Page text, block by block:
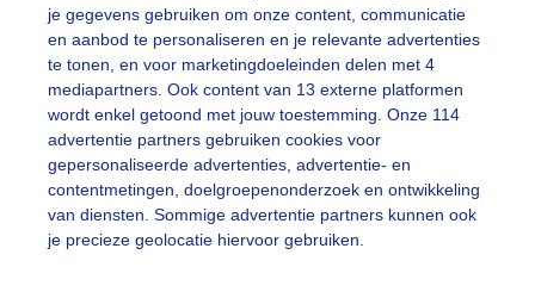
je gegevens gebruiken om onze content, communicatie
en aanbod te personaliseren en je relevante advertenties
te tonen, en voor marketingdoeleinden delen met 4
mediapartners. Ook content van 13 externe platformen
wordt enkel getoond met jouw toestemming. Onze 114
advertentie partners gebruiken cookies voor
gepersonaliseerde advertenties, advertentie- en
contentmetingen, doelgroepenonderzoek en ontwikkeling
van diensten. Sommige advertentie partners kunnen ook
je precieze geolocatie hiervoor gebruiken.
de kaart
vragen
Mijn weer
De Bilt